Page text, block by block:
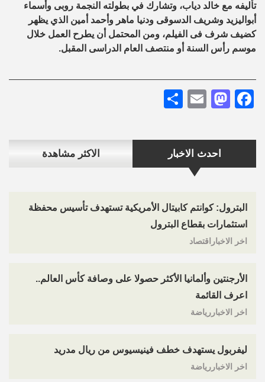
احدث الاخبار الاكثر مشاهدة
البترول: كوانتم كابيتال الأمريكية تستهدف تأسيس محفظة
استثمارات بقطاع البترول
اخر الاخباراقتصاد
الأرجنتين وألمانيا الأكثر حصولا على وصافة كأس العالم..
اعرف القائمة
اخر الاخباررياضة
ليفربول يستهدف خطف فينيسيوس من ريال مدريد
اخر الاخباررياضة
تأليفه مع خالد دياب، وتشارك في بطولته النجمة روبى وأسماء
أبواليزيد وشريف الدسوقى ودنيا ماهر وأحمد أمين الذي يظهر
كضيف شرف فى الفيلم، ومن المحتمل أن يطرح العمل خلال
موسم رأس السنة أو منتصف العام الدراسى المقبل.
Facebook
Mastodon
Email